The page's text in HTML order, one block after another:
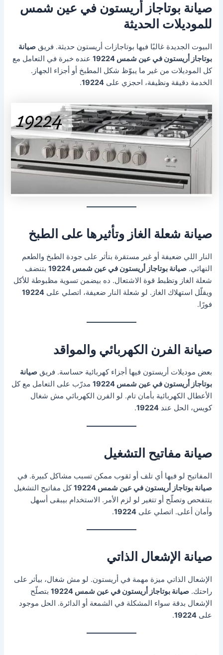
صيانة بوتاجاز أريستون في عين شمس
للموديلات الحديثة
البيوت الجديدة غالبًا فيها بوتاجازات أريستون حديثة. فريقصيانة
بوتاجاز أريستون في عين شمس 19224
عنده خبرة في التعامل مع
كل الموديلات من غير ما يبوّظ شكل المطبخ أو أجزاء الجهاز.
الخدمة دقيقة ونظيفة، احجزي على19224
.
صيانة شعلة الغاز وتأثيرها على الطبخ
النار اللي ضعيفة أو غير مستقرة بتأثر على جودة الطبخ والطعم
النهائي.صيانة بوتاجاز أريستون في عين شمس 19224
بتنضف
شعلة الغاز وتظبط قوة الاشتعال. ده بيضمن تسوية مظبوطة للأكل
ويقلّل استهلاك الغاز. لو شعلة النار ضعيفة، اتصلي على19224
فورًا.
صيانة الفرن الكهربائي والمواقد
بعض موديلات أريستون فيها أجزاء كهربائية حساسة. فريقصيانة
بوتاجاز أريستون في عين شمس 19224
مدرّب على التعامل مع كل
الأعطال الكهربائية بأمان تام. لو الفرن الكهربائي مش شغال
كويس، الحل عند19224
.
صيانة مفاتيح التشغيل
المفاتيح لو فيها أي تلف أو ثقوب ممكن تسبب مشاكل كبيرة. في
صيانة بوتاجاز أريستون في عين شمس 19224
كل مفاتيح التشغيل
بتتفحص وتصلّح أو تتغير لو لزم الأمر. الاستخدام بيبقى أسهل
وأمان أعلى. اتصلي على19224
.
صيانة الإشعال الذاتي
الإشعال الذاتي ميزة مهمة في أريستون. لو مش شغال، بيأثر على
راحتك.صيانة بوتاجاز أريستون في عين شمس 19224
بتصلّح
الإشعال بدقة سواء المشكلة في الشمعة أو الدائرة. الحل موجود
على19224
.